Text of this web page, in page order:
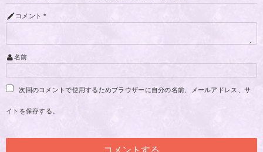
コメント *
名前
次回のコメントで使用するためブラウザーに自分の名前、メールアドレス、サ
イトを保存する。